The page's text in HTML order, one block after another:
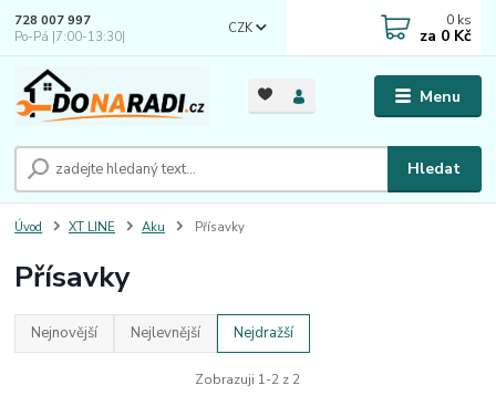
Menu
CZK
Hledat
728 007 997
Po-Pá |7:00-13:30|
0 ks
za 0 Kč
Úvod XT LINE Aku Přísavky
Přísavky
Nejnovější Nejlevnější Nejdražší
Zobrazuji 1-2 z 2